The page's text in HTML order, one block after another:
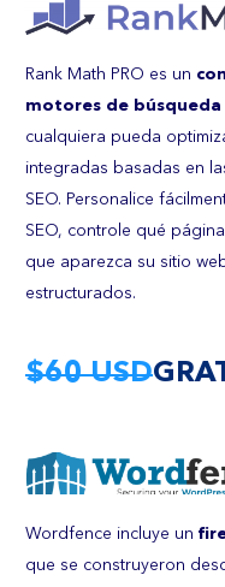
Rank Math PRO es un
motores de búsqueda
cualquiera pueda
integradas basadas en
SEO. Personalice
SEO, controle qué
que aparezca su sitio
estructurados.
$60 USD
Wordfence incluye un
que se construyeron